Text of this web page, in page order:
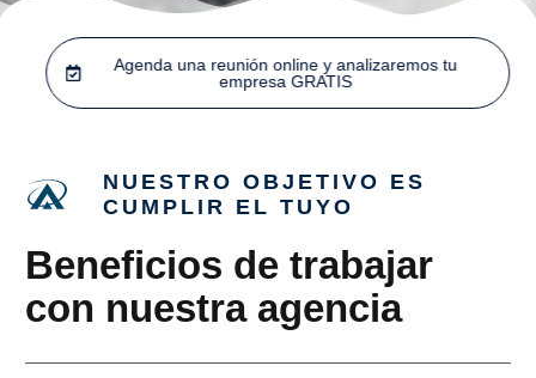
Agenda una reunión online y analizaremos tu
empresa GRATIS
NUESTRO OBJETIVO ES
CUMPLIR EL TUYO
Beneficios de trabajar
con nuestra agencia